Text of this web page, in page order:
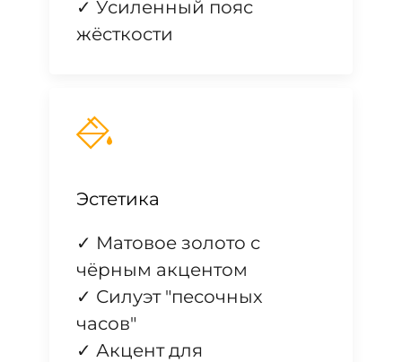
✓ Усиленный пояс
жёсткости
Эстетика
✓ Матовое золото с
чёрным акцентом
✓ Силуэт "песочных
часов"
✓ Акцент для